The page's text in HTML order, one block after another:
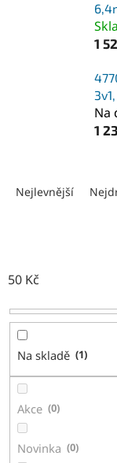
1
Na
1
p
o
d
t
Nejlevnější
50 Kč
Na skladě 1
Akce 0
Novinka 0